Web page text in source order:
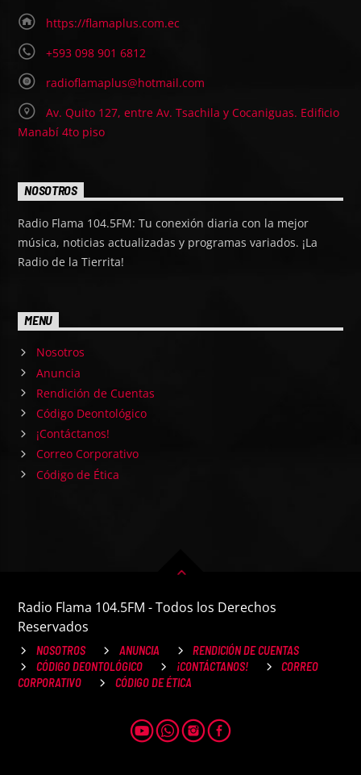
https://flamaplus.com.ec
+593 098 901 6812
radioflamaplus@hotmail.com
Av. Quito 127, entre Av. Tsachila y Cocaniguas. Edificio
Manabí 4to piso
NOSOTROS
Radio Flama 104.5FM: Tu conexión diaria con la mejor
música, noticias actualizadas y programas variados. ¡La
Radio de la Tierrita!
MENU
Nosotros
Anuncia
Rendición de Cuentas
Código Deontológico
¡Contáctanos!
Correo Corporativo
Código de Ética
Radio Flama 104.5FM - Todos los Derechos
Reservados
NOSOTROS ANUNCIA
RENDICIÓN DE CUENTAS
CÓDIGO DEONTOLÓGICO
¡CONTÁCTANOS!
CORREO
CORPORATIVO
CÓDIGO DE ÉTICA